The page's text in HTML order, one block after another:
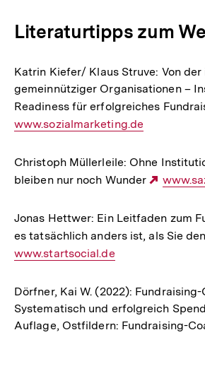
Literaturtipps zum
Katrin Kiefer/ Klaus Struve: Von
gemeinnütziger Organisationen –
Readiness für erfolgreiches
www.sozialmarketing.de
Christoph Müllerleile: Ohne
bleiben nur noch Wunder
Jonas Hettwer: Ein Leitfaden zum
es tatsächlich anders ist, als Sie
www.startsocial.de
Dörfner, Kai W. (2022): Fundraising-
Systematisch und erfolgreich
Auflage, Ostfildern: Fundraising-